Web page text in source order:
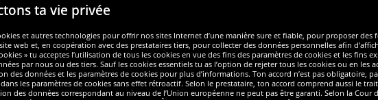
ta vie privée
et autres technologies pour offrir nos sites Internet d’une manière sure et fiable, pour proposer
web et, en coopération avec des prestataires tiers, pour collecter des données personnelles afin
» tu acceptes l’utilisation de tous les cookies en vue des fins des paramètres de cookies et les
par nous ou des tiers. Sauf les cookies essentiels tu as l’option de rejeter tous les cookies ou en les
des données et les paramètres de cookies pour plus d’informations. Ton accord n’est pas obligatoire,
les paramètres de cookies sans effet rétroactif. Selon le prestataire, ton accord comprend aussi le
des données correspondant au niveau de l’Union européenne ne peut pas être garanti. Selon la Cour